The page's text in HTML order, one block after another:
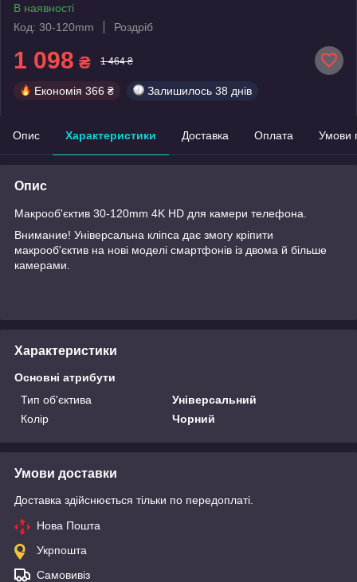
В наявності
Код: 30-120mm
Роздріб
1 098 ₴ 1 464 ₴
Економія 366 ₴ Залишилось 38 днів
Опис Характеристики Доставка Оплата Умови
Опис
Макрооб'єктив 30-120mm 4K HD для камери телефона.
Внимание! Універсальна кліпса дає змогу кріпити
макрооб'єктив на нові моделі смартфонів із двома й більше
камерами.
Характеристики
Основні атрибути
Тип об'єктива
Універсальний
Колір
Чорний
Умови доставки
Доставка здійснюється тільки по передоплаті.
Нова Пошта
Укрпошта
Самовивіз